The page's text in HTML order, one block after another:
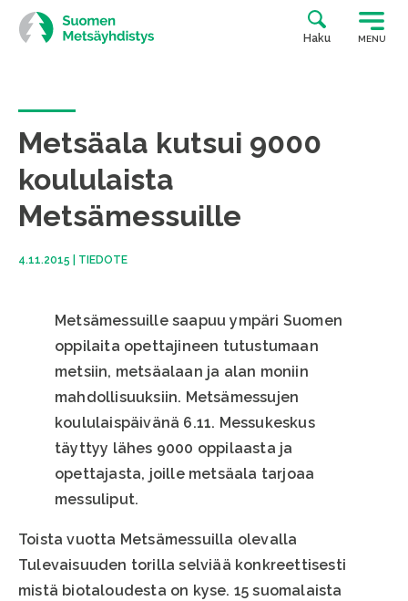
Siirry
suoraan
sisältöön
Haku MENU
Metsäala kutsui 9000
koululaista
Metsämessuille
4.11.2015 TIEDOTE
Metsämessuille saapuu ympäri Suomen
oppilaita opettajineen tutustumaan
metsiin, metsäalaan ja alan moniin
mahdollisuuksiin. Metsämessujen
koululaispäivänä 6.11. Messukeskus
täyttyy lähes 9000 oppilaasta ja
opettajasta, joille metsäala tarjoaa
messuliput.
Toista vuotta Metsämessuilla olevalla
Tulevaisuuden torilla selviää konkreettisesti
mistä biotaloudesta on kyse. 15 suomalaista